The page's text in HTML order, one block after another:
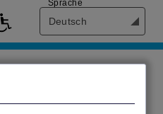
Deutsch
Sprache